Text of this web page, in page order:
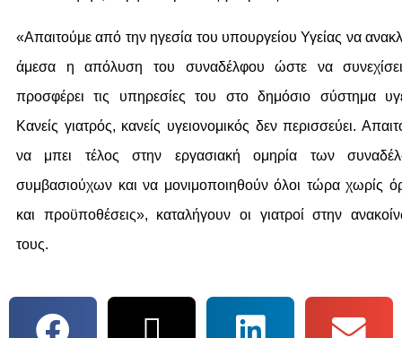
«Απαιτούμε από την ηγεσία του υπουργείου Υγείας να
άμεσα η απόλυση του συναδέλφου ώστε να
προσφέρει τις υπηρεσίες του στο δημόσιο σύστημα
Κανείς γιατρός, κανείς υγειονομικός δεν περισσεύει.
να μπει τέλος στην εργασιακή ομηρία των
συμβασιούχων και να μονιμοποιηθούν όλοι τώρα χωρίς
και προϋποθέσεις», καταλήγουν οι γιατροί στην
τους.